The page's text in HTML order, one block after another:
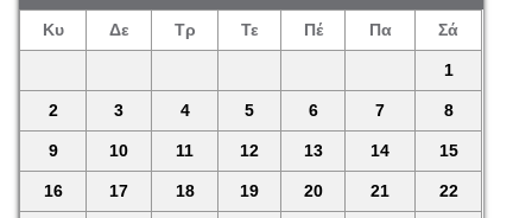
Κυ Δε Τρ Τε Πέ Πα Σά
1
2 3 4 5 6 7 8
9 10 11 12 13 14 15
16 17 18 19 20 21 22